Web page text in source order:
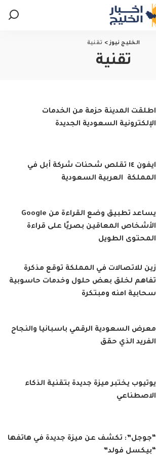
الخليج نيوز> تقنية
تقنية
اطلقت المدينة حزمة من الخدمات
الإلكترونية السعودية الجديدة
ايفون ١٤ تقلص شحنات شركة أبل في
المملكة العربية السعودية
يساعد تطبيق وضع القراءة من Google
الأشخاص المعاقين بصريًا على قراءة
المحتوى الطويل
زين للاتصالات في المملكة توقع مذكرة
تفاهم لخلق بعض حلول وخدمات حاسوبية
سحابية امنه ومبتكرة
معرض السعودية الرقمي باسبانيا والنجاح
الفريد الذي حقق
يوتيوب يختبر ميزة جديدة بتقنية الذكاء
الاصطناعي
“جوجل”: تكشف عن ميزة جديدة في هاتفها
“بيكسل فولد”